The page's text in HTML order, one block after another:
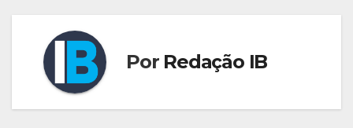
Por Redação IB